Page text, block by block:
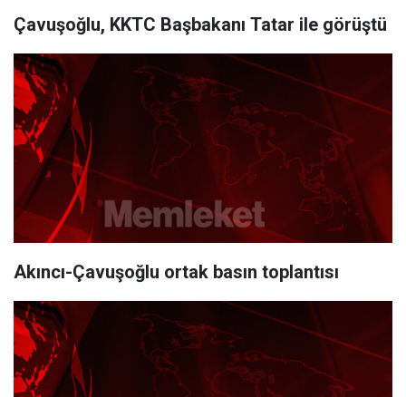
Çavuşoğlu, KKTC Başbakanı Tatar ile görüştü
Akıncı-Çavuşoğlu ortak basın toplantısı